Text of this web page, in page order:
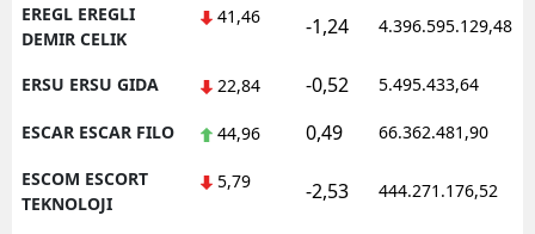
EREGL EREGLI
DEMIR CELIK
41,46 -1,24 4.396.595.129,48
ERSU ERSU GIDA 22,84 -0,52 5.495.433,64
ESCAR ESCAR FILO 44,96 0,49 66.362.481,90
ESCOM ESCORT
TEKNOLOJI
5,79 -2,53 444.271.176,52